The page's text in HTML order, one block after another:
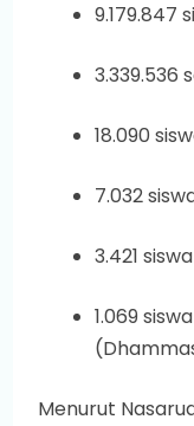
9.179.847
3.339.536
18.090
7.032
3.421
1.069
Menurut